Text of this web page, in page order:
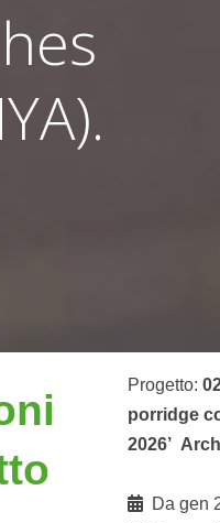
Progetto:
porridge
2026’
Da gen